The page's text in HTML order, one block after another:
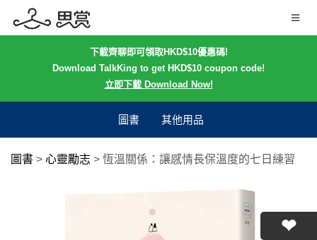
下載齊聊即可領取HKD$10優惠碼!
Download TalkKing to get HKD$10 coupon code!
立即下載 Download Now!
圖書 其他用品
圖書 > 心靈勵志 > 恆溫關係：讓感情長保溫度的七日練習